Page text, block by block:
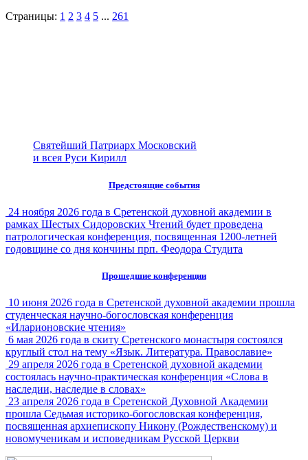
Страницы: 1 2 3 4 5 ... 261
Святейший Патриарх Московский
и всея Руси Кирилл
Предстоящие события
24 ноября 2026 года в Сретенской духовной академии в
рамках Шестых Сидоровских Чтений будет проведена
патрологическая конференция, посвященная 1200-летней
годовщине со дня кончины прп. Феодора Студита
Прошедшие конференции
10 июня 2026 года в Сретенской духовной академии прошла
студенческая научно-богословская конференция
«Иларионовские чтения»
6 мая 2026 года в скиту Сретенского монастыря состоялся
круглый стол на тему «Язык. Литература. Православие»
29 апреля 2026 года в Сретенской духовной академии
состоялась научно-практическая конференция «Слова в
наследии, наследие в словах»
23 апреля 2026 года в Сретенской Духовной Академии
прошла Седьмая историко-богословская конференция,
посвященная архиепископу Никону (Рождественскому) и
новомученикам и исповедникам Русской Церкви